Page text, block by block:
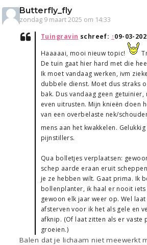
Butterfly_fly
zondag 9 maart 2025 om 14:33
Tuingravin schreef: ↑09-03-
Haaaaai, mooi nieuw topic!
De tuin gaat hier hard met die
Ik moet vandaag werken, ivm
dubbele dienst. Moet dus straks
bak. Dus vandaag geen
even uitrusten. Mijn knieën doen
van een overbelaste nek/
mens aan het kwakkelen.
pijnstillers.
Qua bolletjes verplaatsen:
schep aarde eraan eruit
je ze hebben wilt. Gaat prima. Ik
bollenplanter, ik haal er nooit
gewoon elk jaar weer op. Wel
afsterven voor ik het als gele en
afknip. (Of laat zitten als er vaste
groeien.)
Balen dat je lichaam niet meewerkt